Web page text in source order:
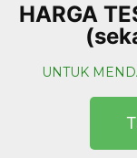
HARGA
UNTUK